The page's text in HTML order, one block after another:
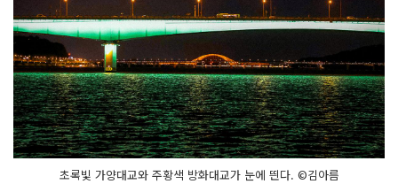
초록빛 가양대교와 주황색 방화대교가 눈에 띈다. ©김아름